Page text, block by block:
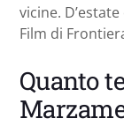
vicine.
Film di
Quanto